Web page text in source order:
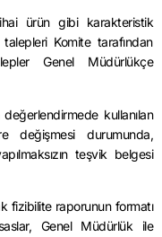
ürün gibi karakteristik
Komite tarafından
Genel Müdürlükçe
kullanılan
değişmesi durumunda,
teşvik belgesi
fizibilite raporunun formatı
Genel Müdürlük ile